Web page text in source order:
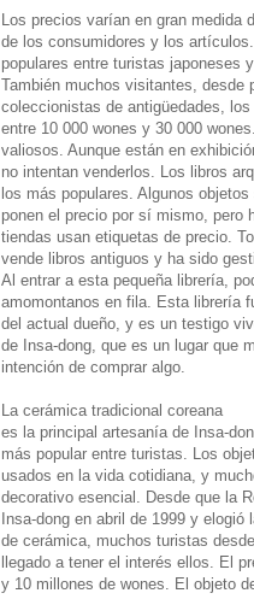
Los precios varían en gran medida
de los consumidores y los
populares entre turistas japoneses
También muchos visitantes, desde
coleccionistas de antigüedades,
entre 10 000 wones y 30 000
valiosos. Aunque están en
no intentan venderlos. Los libros
los más populares. Algunos
ponen el precio por sí mismo, pero
tiendas usan etiquetas de precio.
vende libros antiguos y ha sido
Al entrar a esta pequeña librería,
amomontanos en fila. Esta librería
del actual dueño, y es un testigo
de Insa-dong, que es un lugar que
intención de comprar algo.
La cerámica tradicional coreana
es la principal artesanía de Insa-
más popular entre turistas. Los
usados en la vida cotidiana, y
decorativo esencial. Desde que la
Insa-dong en abril de 1999 y
de cerámica, muchos turistas
llegado a tener el interés ellos. El
y 10 millones de wones. El objeto